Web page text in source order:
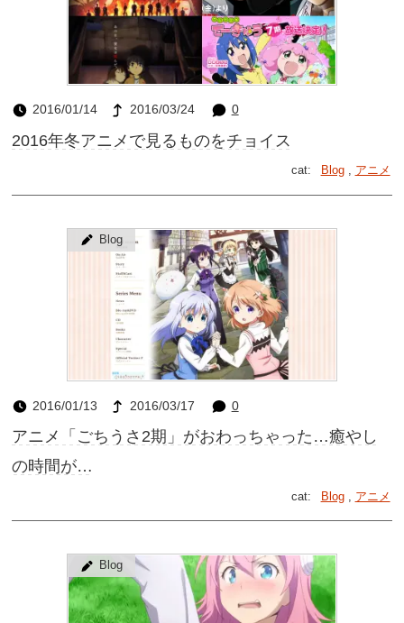
2016/01/14 2016/03/24 0
2016年冬アニメで見るものをチョイス
cat: Blog, アニメ
Blog
2016/01/13 2016/03/17 0
アニメ「ごちうさ2期」がおわっちゃった…癒やし
の時間が…
cat: Blog, アニメ
Blog